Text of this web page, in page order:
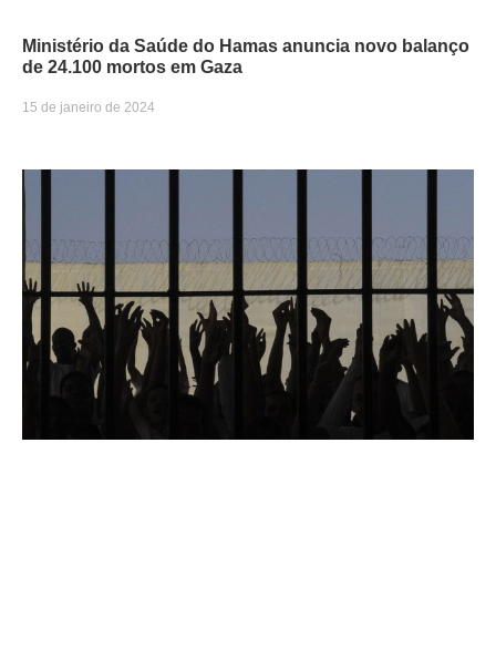
Ministério da Saúde do Hamas anuncia novo balanço
de 24.100 mortos em Gaza
15 de janeiro de 2024